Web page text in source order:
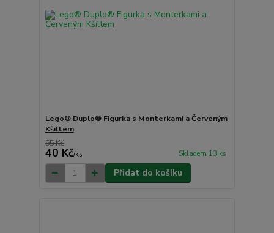
Lego® Duplo® Figurka s Monterkami a Červeným
Kšiltem
55 Kč
40 Kč/ks Skladem 13 ks
Přidat do košíku